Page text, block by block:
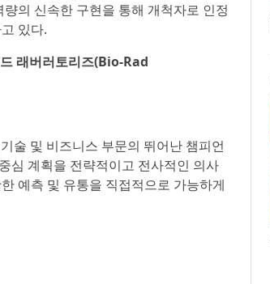
의 신속한 구현을 통해 개척자로 인정
있다.
래버러토리즈(Bio-Rad
술 및 비즈니스 부문의 뛰어난 챔피언
심 계획을 전략적이고 전사적인 의사
예측 및 유통을 직접적으로 가능하게